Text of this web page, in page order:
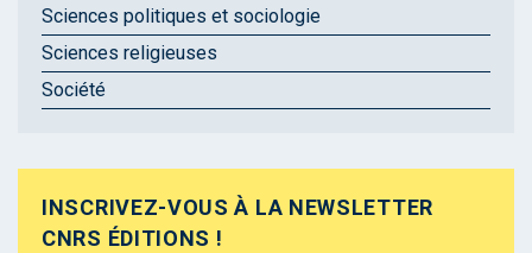
Sciences politiques et sociologie
Sciences religieuses
Société
INSCRIVEZ-VOUS À LA NEWSLETTER
CNRS ÉDITIONS !